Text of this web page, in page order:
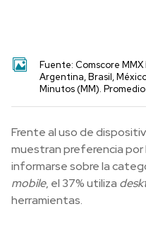
Fuente: Comscore
Argentina, Brasil,
Minutos (MM).
Frente al uso de
muestran preferencia
informarse sobre la
mobile, el 37% utiliza
herramientas.